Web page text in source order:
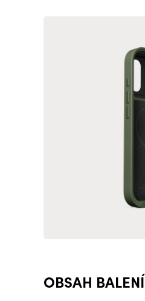
OBSAH BALENÍ